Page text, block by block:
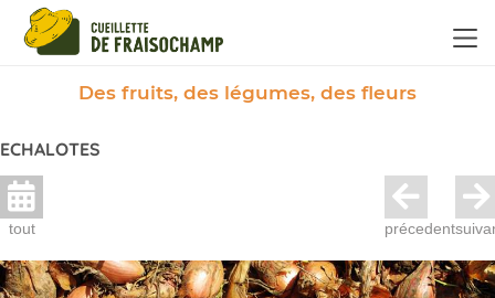
Des fruits, des légumes, des fleurs
ECHALOTES
tout précedent
Panneau de gestion des cookies